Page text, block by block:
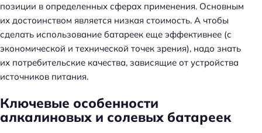
позиции в определенных сферах применения. Основным
их достоинством является низкая стоимость. А чтобы
сделать использование батареек еще эффективнее (с
экономической и технической точек зрения), надо знать
их потребительские качества, зависящие от устройства
источников питания.
Ключевые особенности
алкалиновых и солевых батареек